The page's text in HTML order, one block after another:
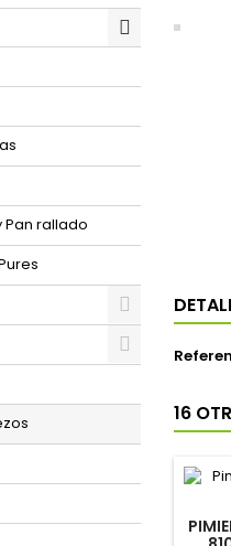
Pan rallado
16